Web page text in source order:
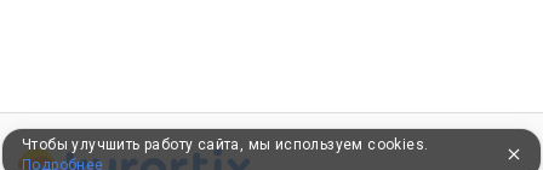
Чтобы улучшить работу сайта, мы используем cookies.
Подробнее